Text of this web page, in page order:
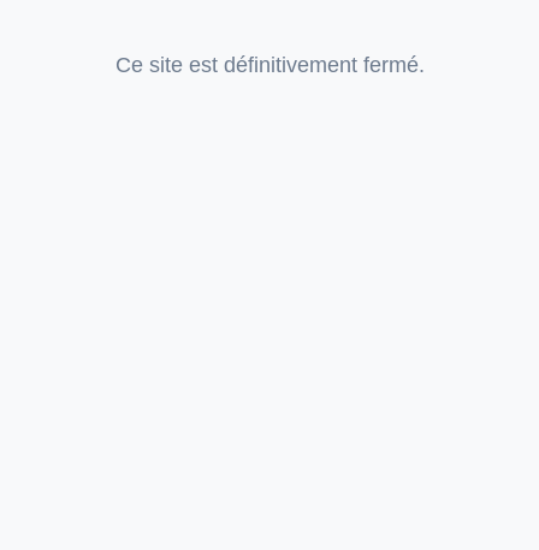
Ce site est définitivement fermé.